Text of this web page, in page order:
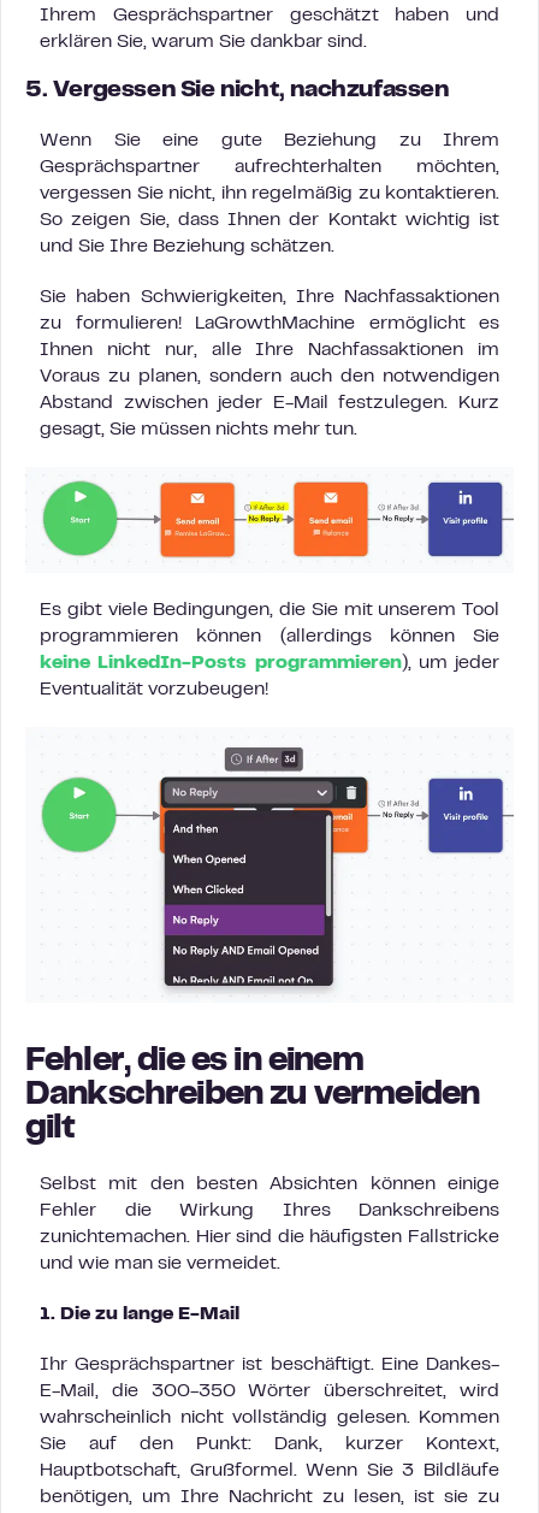
Ihrem Gesprächspartner geschätzt haben und
erklären Sie, warum Sie dankbar sind.
5. Vergessen Sie nicht, nachzufassen
Wenn Sie eine gute Beziehung zu Ihrem
Gesprächspartner aufrechterhalten möchten,
vergessen Sie nicht, ihn regelmäßig zu kontaktieren.
So zeigen Sie, dass Ihnen der Kontakt wichtig ist
und Sie Ihre Beziehung schätzen.
Sie haben Schwierigkeiten, Ihre Nachfassaktionen
zu formulieren! LaGrowthMachine ermöglicht es
Ihnen nicht nur, alle Ihre Nachfassaktionen im
Voraus zu planen, sondern auch den notwendigen
Abstand zwischen jeder E-Mail festzulegen. Kurz
gesagt, Sie müssen nichts mehr tun.
Es gibt viele Bedingungen, die Sie mit unserem Tool
programmieren können (allerdings können Sie
keine LinkedIn-Posts programmieren), um jeder
Eventualität vorzubeugen!
Fehler, die es in einem
Dankschreiben zu vermeiden
gilt
Selbst mit den besten Absichten können einige
Fehler die Wirkung Ihres Dankschreibens
zunichtemachen. Hier sind die häufigsten Fallstricke
und wie man sie vermeidet.
1. Die zu lange E-Mail
Ihr Gesprächspartner ist beschäftigt. Eine Dankes-
E-Mail, die 300-350 Wörter überschreitet, wird
wahrscheinlich nicht vollständig gelesen. Kommen
Sie auf den Punkt: Dank, kurzer Kontext,
Hauptbotschaft, Grußformel. Wenn Sie 3 Bildläufe
benötigen, um Ihre Nachricht zu lesen, ist sie zu